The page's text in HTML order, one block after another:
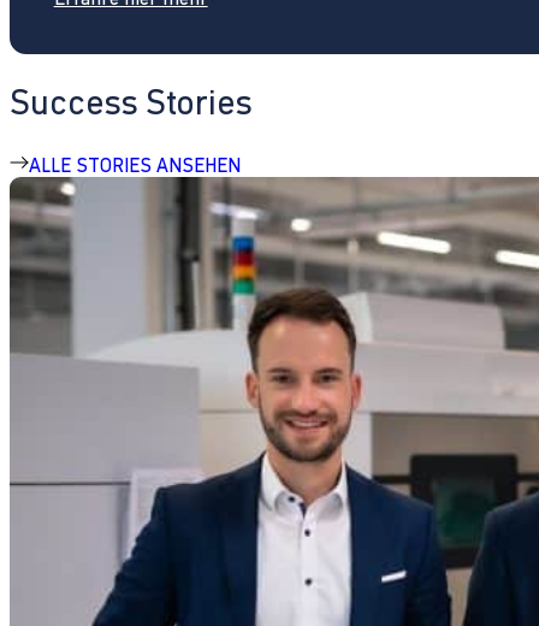
Success Stories
ALLE STORIES ANSEHEN